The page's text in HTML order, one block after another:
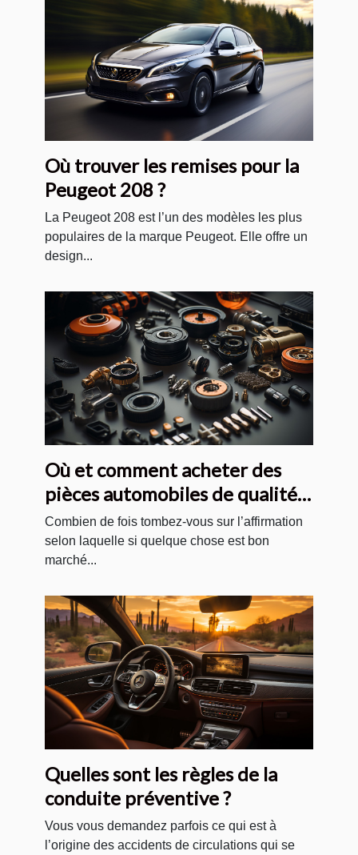
Où trouver les remises pour la
Peugeot 208 ?
La Peugeot 208 est l’un des modèles les plus
populaires de la marque Peugeot. Elle offre un
design...
Où et comment acheter des
pièces automobiles de qualité
et pas chères ?
Combien de fois tombez-vous sur l’affirmation
selon laquelle si quelque chose est bon
marché...
Quelles sont les règles de la
conduite préventive ?
Vous vous demandez parfois ce qui est à
l’origine des accidents de circulations qui se